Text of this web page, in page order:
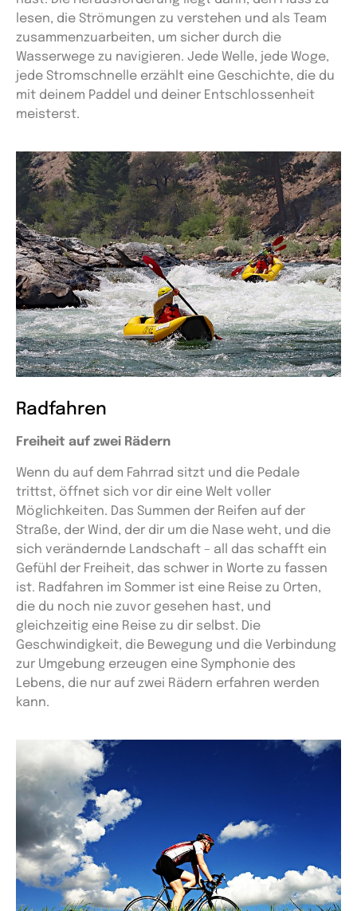
lesen, die Strömungen zu verstehen und als Team
zusammenzuarbeiten, um sicher durch die
Wasserwege zu navigieren. Jede Welle, jede Woge,
jede Stromschnelle erzählt eine Geschichte, die du
mit deinem Paddel und deiner Entschlossenheit
meisterst.
Radfahren
Freiheit auf zwei Rädern
Wenn du auf dem Fahrrad sitzt und die Pedale
trittst, öffnet sich vor dir eine Welt voller
Möglichkeiten. Das Summen der Reifen auf der
Straße, der Wind, der dir um die Nase weht, und die
sich verändernde Landschaft – all das schafft ein
Gefühl der Freiheit, das schwer in Worte zu fassen
ist. Radfahren im Sommer ist eine Reise zu Orten,
die du noch nie zuvor gesehen hast, und
gleichzeitig eine Reise zu dir selbst. Die
Geschwindigkeit, die Bewegung und die Verbindung
zur Umgebung erzeugen eine Symphonie des
Lebens, die nur auf zwei Rädern erfahren werden
kann.